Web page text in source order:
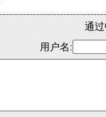
通
用户名: